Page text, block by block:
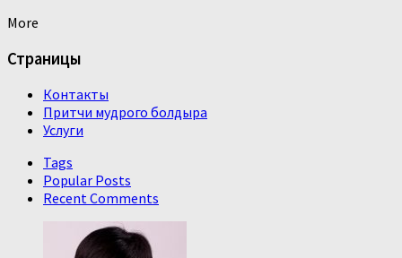
More
Страницы
Контакты
Притчи мудрого болдыра
Услуги
Tags
Popular Posts
Recent Comments